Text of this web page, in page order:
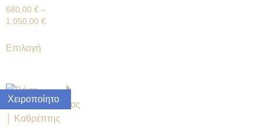
680,00 € –
1.050,00 €
Επιλογή
Χειροποίητο